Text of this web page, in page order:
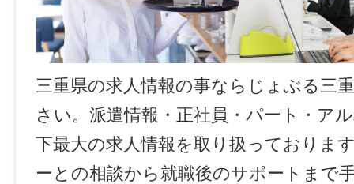
三重県の求人情報の事ならじょぶる三
さい。派遣情報・正社員・パート・ア
下最大の求人情報を取り扱っておりま
ーとの相談から就職後のサポートまで